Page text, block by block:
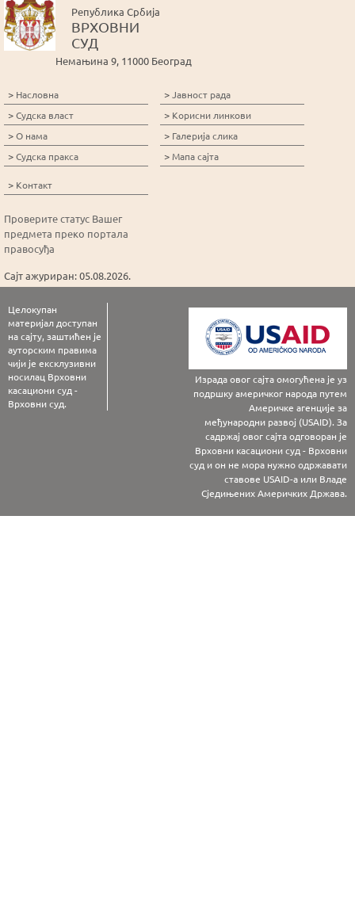
Република Србија
ВРХОВНИ
СУД
Немањина 9, 11000 Београд
> Насловна
>Судска власт
>О нама
>Судска пракса
>Јавност рада
> Корисни линкови
> Галерија слика
> Мапа сајта
> Контакт
Проверите статус Вашег
предмета преко портала
правосуђа
Сајт ажуриран: 05.08.2026.
Целокупан
материјал доступан
на сајту, заштићен је
ауторским правима
чији је ексклузивни
носилац Врховни
касациони суд -
Врховни суд.
Израда овог сајта омогућена је уз
подршку америчког народа путем
Америчке агенције за
међународни развој (USAID). За
садржај овог сајта одговоран је
Врховни касациони суд - Врховни
суд и он не мора нужно одржавати
ставове USAID-а или Владе
Сједињених Америчких Држава.